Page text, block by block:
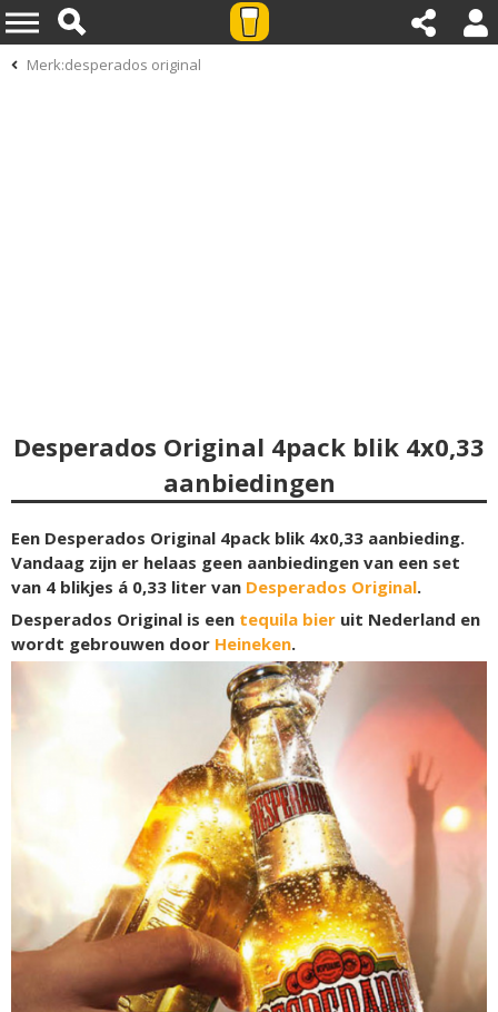
Merk:desperados original
Desperados Original 4pack blik 4x0,33
aanbiedingen
Een Desperados Original 4pack blik 4x0,33 aanbieding.
Vandaag zijn er helaas geen aanbiedingen van een set
van 4 blikjes á 0,33 liter van Desperados Original.
Desperados Original is een tequila bier uit Nederland en
wordt gebrouwen door Heineken.